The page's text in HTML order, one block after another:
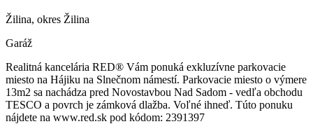
Žilina, okres Žilina
Garáž
Realitná kancelária RED® Vám ponuká exkluzívne parkovacie
miesto na Hájiku na Slnečnom námestí. Parkovacie miesto o výmere
13m2 sa nachádza pred Novostavbou Nad Sadom - vedľa obchodu
TESCO a povrch je zámková dlažba. Voľné ihneď. Túto ponuku
nájdete na www.red.sk pod kódom: 2391397